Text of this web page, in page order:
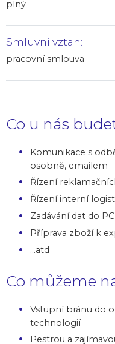
plný
Smluvní vztah:
pracovní smlouva
Co u nás
Komunikace s
osobně, emailem
Řízení
Řízení interní
Zadávání dat do PC
Příprava zboží k
...atd
Co můžeme
Vstupní bránu do
technologií
Pestrou a